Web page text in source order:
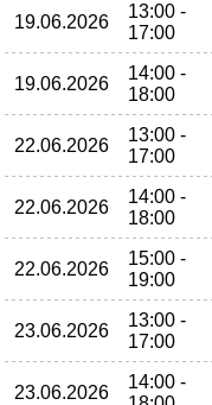
19.06.2026
13:00 -
17:00
19.06.2026
14:00 -
18:00
22.06.2026
13:00 -
17:00
22.06.2026
14:00 -
18:00
22.06.2026
15:00 -
19:00
23.06.2026
13:00 -
17:00
23.06.2026
14:00 -